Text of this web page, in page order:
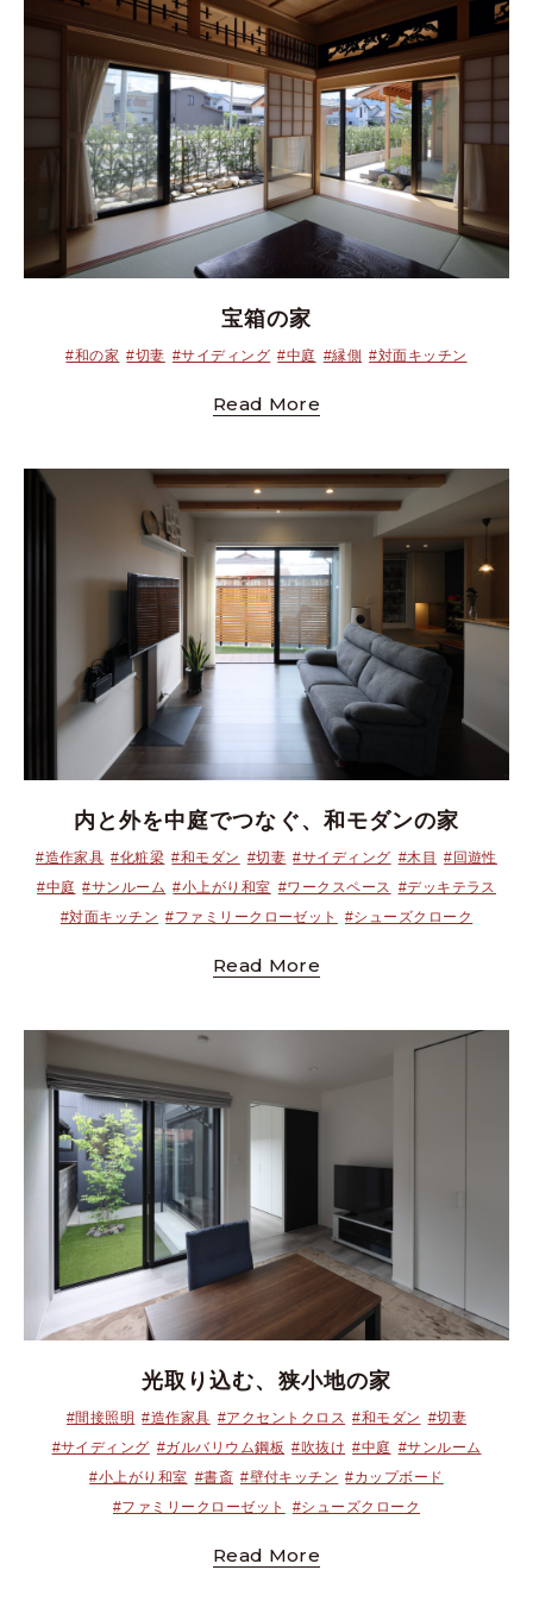
宝箱の家
#和の家 #切妻 #サイディング #中庭 #縁側 #対面キッチン
Read More
内と外を中庭でつなぐ、和モダンの家
#造作家具 #化粧梁 #和モダン #切妻 #サイディング #木目 #回遊性
#中庭 #サンルーム #小上がり和室 #ワークスペース
#デッキテラス
#対面キッチン #ファミリークローゼット #シューズクローク
Read More
光取り込む、狭小地の家
#間接照明 #造作家具 #アクセントクロス #和モダン #切妻
#サイディング #ガルバリウム鋼板 #吹抜け #中庭 #サンルーム
#小上がり和室 #書斎 #壁付キッチン #カップボード
#ファミリークローゼット
#シューズクローク
Read More